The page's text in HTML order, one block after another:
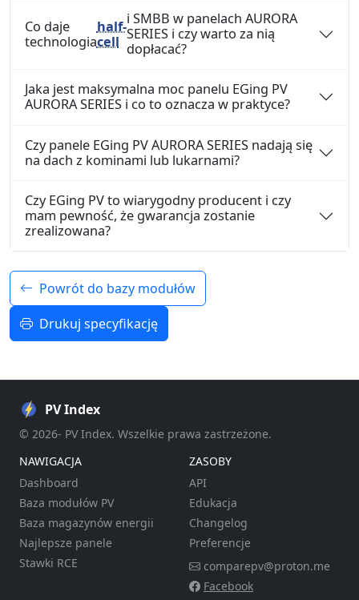
Co daje
technologia
half-
cell
i SMBB w panelach AURORA
SERIES i czy warto za nią
dopłacać?
Jaka jest maksymalna moc panelu EGing PV
AURORA SERIES i co to oznacza w praktyce?
Czy panele EGing PV AURORA SERIES nadają się
na dach z kominami lub lukarnami?
Czy EGing PV to wiarygodny producent i czy
mam pewność, że gwarancja zostanie
zrealizowana?
Powrót do bazy modułów
Drukuj specyfikację
PV Index
© 2026- PV Index. Wszelkie prawa zastrzeżone.
NAWIGACJA
Dashboard
Baza modułów PV
Baza magazynów energii
Najlepsze panele
Stawki RCE
ZASOBY
API
Edukacja
Changelog
Preferencje
comparepv@proton.me
Facebook